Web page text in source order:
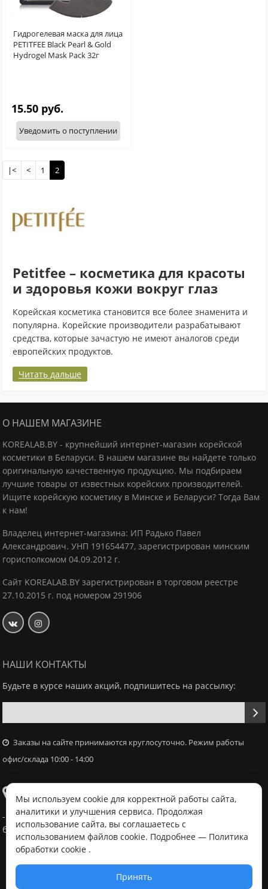
Гидрогелевая маска для лица
PETITFEE Black Pearl & Gold
Hydrogel Mask Pack 32г
15.50 руб.
Уведомить о поступлении
|< < 1 2
Petitfee – косметика для красоты
и здоровья кожи вокруг глаз
Корейская косметика становится все более знаменита и
популярна. Корейские производители разрабатывают
средства, которые зачастую не имеют аналогов среди
европейских продуктов.
Читать дальше
О НАШЕМ МАГАЗИНЕ
KOREALAB.BY - крупнейший интернет-магазин корейской
косметики в Беларуси. В нашем магазине вы найдете только
оригинальную качественную продукцию. Мы подбираем
лучшие товары от известных корейских производителей.
Ищите корейскую косметику в Минске и Беларуси? Тогда Вам
к нам!
Владелец интернет-магазина: ИП Радько Павел
Александрович. УНП 191654477, зарегистрирован минским
горисполкомом 04.09.2012 г.
Сайт KOREALAB.BY зарегистрирован в торговом реестре
27.10.2015 г. под номером 291906
НАШИ КОНТАКТЫ
Будьте в курсе наших акций, подпишитесь на рассылку:
Заказы на сайте принимаются круглосуточно. Режим работы
офис/склада 10:00 - 14:00
Самовывоз
- Офис / склад, г. Минск, ул. Володько 18, с 10:00 - 14:00 в
будний день после согласования с менеджером
Мы используем cookie для корректной работы сайта,
аналитики и улучшения сервиса. Продолжая
использование сайта, вы соглашаетесь с
использованием файлов cookie. Подробнее — Политика
обработки cookie .
Принять